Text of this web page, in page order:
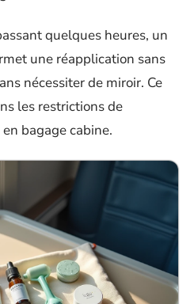
quelques heures, un
une réapplication sans
nécessiter de miroir. Ce
les restrictions de
bagage cabine.